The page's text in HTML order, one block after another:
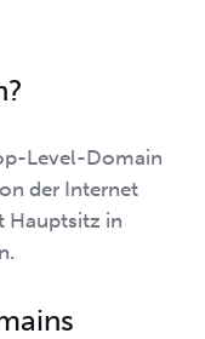
Level-Domain
der Internet
Hauptsitz in